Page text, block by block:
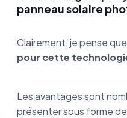
panneau solaire
Clairement, je pense
pour cette
Les avantages sont
présenter sous forme